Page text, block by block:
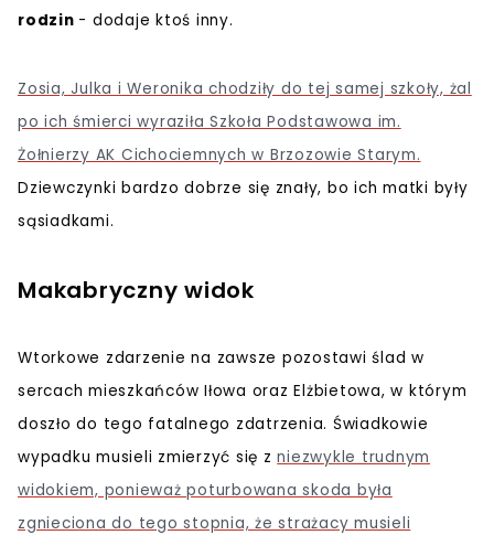
rodzin - dodaje ktoś inny.
Zosia, Julka i Weronika chodziły do tej samej szkoły, żal
po ich śmierci wyraziła Szkoła Podstawowa im.
Żołnierzy AK Cichociemnych w Brzozowie Starym.
Dziewczynki bardzo dobrze się znały, bo ich matki były
sąsiadkami.
Makabryczny widok
Wtorkowe zdarzenie na zawsze pozostawi ślad w
sercach mieszkańców Iłowa oraz Elżbietowa, w którym
doszło do tego fatalnego zdatrzenia. Świadkowie
wypadku musieli zmierzyć się zniezwykle trudnym
widokiem, ponieważ poturbowana skoda była
zgnieciona do tego stopnia, że strażacy musieli